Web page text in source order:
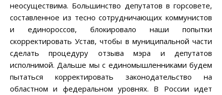
неосуществима. Большинство депутатов в горсовете,
составленное из тесно сотрудничающих коммунистов
и единороссов, блокировало наши попытки
скорректировать Устав, чтобы в муниципальной части
сделать процедуру отзыва мэра и депутатов
исполнимой. Дальше мы с единомышленниками будем
пытаться корректировать законодательство на
областном и федеральном уровнях. В России идет